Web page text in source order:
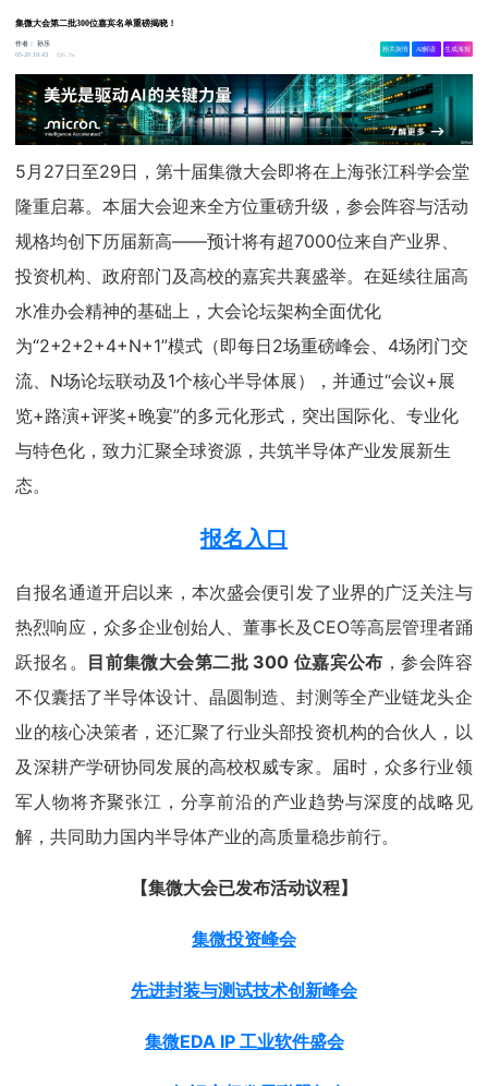
集微大会第二批300位嘉宾名单重磅揭晓！
作者：孙乐
05-20 19:43
6.3w
相关舆情 AI解读 生成海报
5月27日至29日，第十届集微大会即将在上海张江科学会堂
隆重启幕。本届大会迎来全方位重磅升级，参会阵容与活动
规格均创下历届新高——预计将有超7000位来自产业界、
投资机构、政府部门及高校的嘉宾共襄盛举。在延续往届高
水准办会精神的基础上，大会论坛架构全面优化
为“2+2+2+4+N+1”模式（即每日2场重磅峰会、4场闭门交
流、N场论坛联动及1个核心半导体展），并通过“会议+展
览+路演+评奖+晚宴”的多元化形式，突出国际化、专业化
与特色化，致力汇聚全球资源，共筑半导体产业发展新生
态。
报名入口
自报名通道开启以来，本次盛会便引发了业界的广泛关注与
热烈响应，众多企业创始人、董事长及CEO等高层管理者踊
跃报名。 目前集微大会第二批 300 位嘉宾公布 ，参会阵容
不仅囊括了半导体设计、晶圆制造、封测等全产业链龙头企
业的核心决策者，还汇聚了行业头部投资机构的合伙人，以
及深耕产学研协同发展的高校权威专家。届时，众多行业领
军人物将齐聚张江，分享前沿的产业趋势与深度的战略见
解，共同助力国内半导体产业的高质量稳步前行。
【集微大会已发布活动议程】
集微投资峰会
先进封装与测试技术创新峰会
集微EDA IP 工业软件盛会